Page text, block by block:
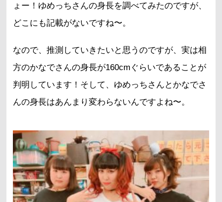
ょー！ゆめっちさんの身長を調べてみたのですが、
どこにも記載がないですね〜。
なので、推測していきたいと思うのですが、実は相
方のかなでさんの身長が160cmぐらいであることが
判明しています！そして、ゆめっちさんとかなでさ
んの身長はあんまり変わらないんですよね〜。